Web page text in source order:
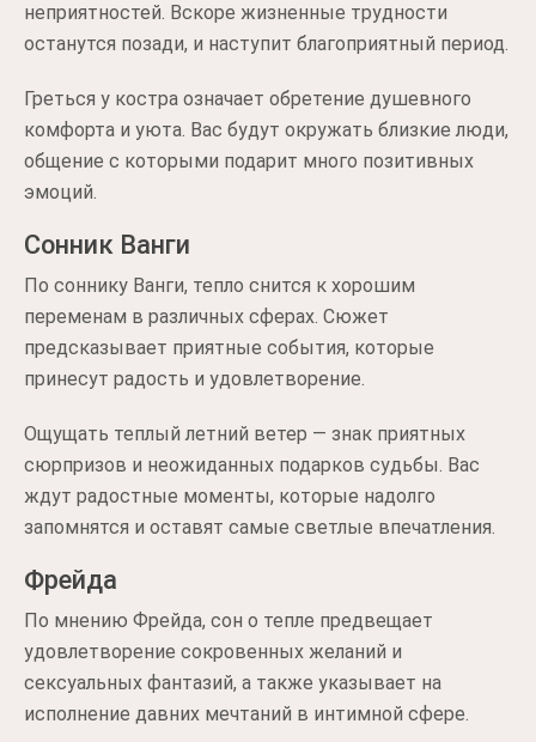
неприятностей. Вскоре жизненные трудности
останутся позади, и наступит благоприятный период.
Греться у костра означает обретение душевного
комфорта и уюта. Вас будут окружать близкие люди,
общение с которыми подарит много позитивных
эмоций.
Сонник Ванги
По соннику Ванги, тепло снится к хорошим
переменам в различных сферах. Сюжет
предсказывает приятные события, которые
принесут радость и удовлетворение.
Ощущать теплый летний ветер — знак приятных
сюрпризов и неожиданных подарков судьбы. Вас
ждут радостные моменты, которые надолго
запомнятся и оставят самые светлые впечатления.
Фрейда
По мнению Фрейда, сон о тепле предвещает
удовлетворение сокровенных желаний и
сексуальных фантазий, а также указывает на
исполнение давних мечтаний в интимной сфере.